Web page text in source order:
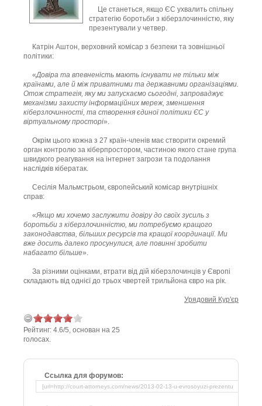
Це станеться, якщо ЄС ухвалить спільну
стратегію боротьби з кіберзлочинністю, яку
презентували у четвер.
Катрін Аштон, верховний комісар з безпеки та зовнішньої
політики:
«Довіра та впевненість мають існувати не тільки між
країнами, але й між приватними та державними організаціями.
Отож стратегія, яку ми запускаємо сьогодні, запроваджує
механізми захисту інформаційних мереж, зменшення
кіберзлочинності, та створення єдиної політики ЄС у
віртуальному просторі».
Окрім цього кожна з 27 країн-членів має створити окремий
орган контролю за кіберпростором, частиною якого стане група
швидкого реагування на інтернет загрози та подолання
наслідків кібератак.
Сесілія Мальмстрьом, європейський комісар внутрішніх
справ:
«Якщо ми хочемо заслужити довіру до своїх зусиль з
боротьби з кіберзлочинністю, ми потребуємо кращого
законодавства, більших ресурсів та кращої координації. Ми
вже досить далеко просунулися, але повинні зробити
набагато більше».
За різними оцінками, втрати від дій кіберзлочинців у Європі
складають від однієї до трьох чвертей трильйона євро на рік.
Урядовий Кур'єр
Рейтинг: 4.6/5, основан на 25
голосах.
Ссылка для форумов: